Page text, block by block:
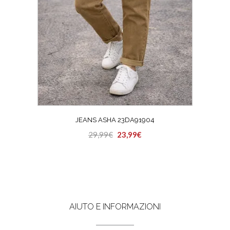
prodotto
JEANS ASHA 23DA91904
29,99€ Il
23,99€
opzioni
AIUTO E INFORMAZIONI